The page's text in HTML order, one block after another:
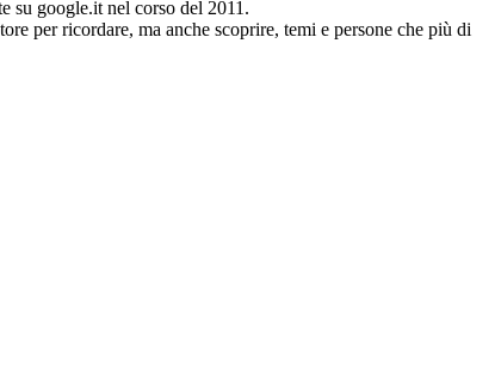
su google.it nel corso del 2011.
per ricordare, ma anche scoprire, temi e persone che più di